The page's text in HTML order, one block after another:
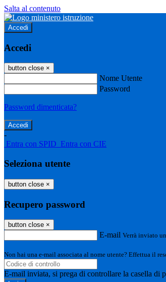
Salta al contenuto
Accedi
Accedi
button close ×
Nome Utente
Password
Password dimenticata?
-
Entra con SPID Entra con CIE
Seleziona utente
button close ×
Recupero password
button close ×
E-mail Verrà inviato
Non hai una e-mail associata al nome utente? Effettua il
E-mail inviata, si prega di controllare la casella di